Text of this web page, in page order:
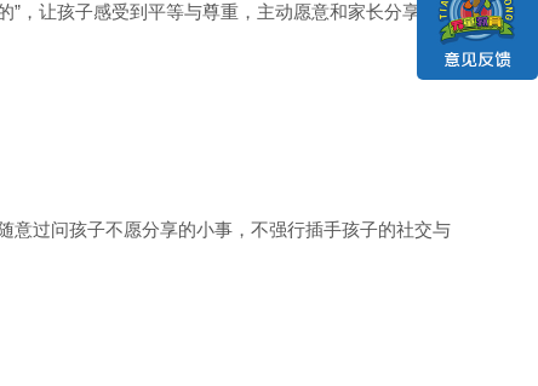
，让孩子感受到平等与尊重，主动愿意和家长分享。
意过问孩子不愿分享的小事，不强行插手孩子的社交与